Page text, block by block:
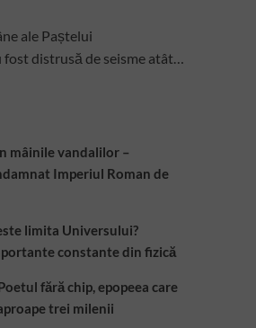
ale Paștelui
fost distrusă de seisme atât…
mâinile vandalilor –
Imperiul Roman de
limita Universului?
constante din fizică
fără chip, epopeea care
trei milenii